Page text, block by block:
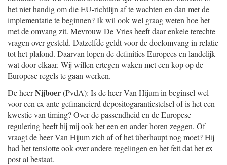
het niet handig om die EU-richtlijn af te wachten en dan met de
implementatie te beginnen? Ik wil ook wel graag weten hoe het
met de omvang zit. Mevrouw De Vries heeft daar enkele terechte
vragen over gesteld. Datzelfde geldt voor de doelomvang in relatie
tot het plafond. Daarvan lopen de definities Europees en landelijk
wat door elkaar. Wij willen ertegen waken met een kop op de
Europese regels te gaan werken.
De heerNijboer(PvdA): Is de heer Van Hijum in beginsel wel
voor een ex ante gefinancierd depositogarantiestelsel of is het een
kwestie van timing? Over de passendheid en de Europese
regulering heeft hij mij ook het een en ander horen zeggen. Of
vraagt de heer Van Hijum zich af of het überhaupt nog moet? Hij
had het tenslotte ook over andere regelingen en het feit dat het ex
post al bestaat.